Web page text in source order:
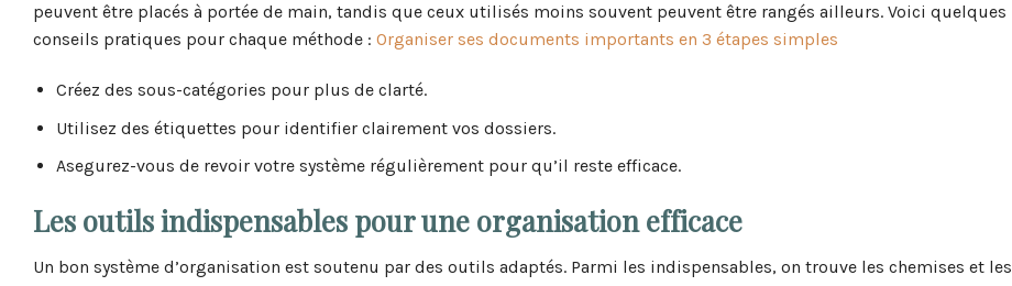
peuvent être placés à portée de main, tandis que ceux utilisés moins souvent peuvent être rangés ailleurs. Voici quelques
conseils pratiques pour chaque méthode : Organiser ses documents importants en 3 étapes simples
Créez des sous-catégories pour plus de clarté.
Utilisez des étiquettes pour identifier clairement vos dossiers.
Asegurez-vous de revoir votre système régulièrement pour qu’il reste efficace.
Les outils indispensables pour une organisation efficace
Un bon système d’organisation est soutenu par des outils adaptés. Parmi les indispensables, on trouve les chemises et les